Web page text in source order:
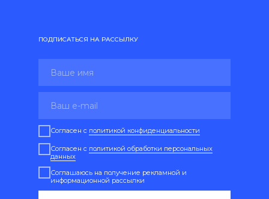
Согласен с политикой конфиденциальности
Согласен с политикой обработки персональных
данных
Соглашаюсь на получение рекламной и
информационной рассылки
ПОДПИСАТЬСЯ НА РАССЫЛКУ